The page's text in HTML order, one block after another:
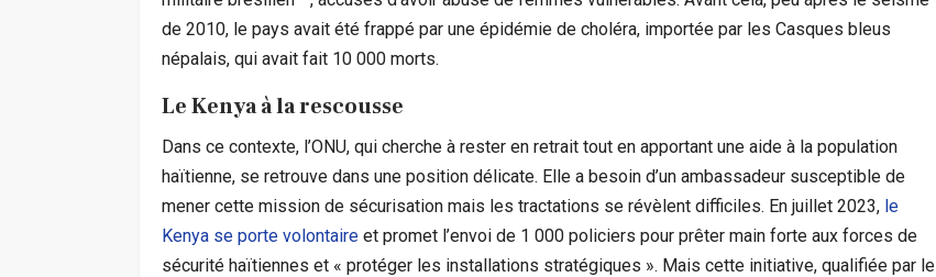
de 2010, le pays avait été frappé par une épidémie de choléra, importée par les Casques bleus
népalais, qui avait fait 10 000 morts.
Le Kenya à la rescousse
Dans ce contexte, l’ONU, qui cherche à rester en retrait tout en apportant une aide à la population
haïtienne, se retrouve dans une position délicate. Elle a besoin d’un ambassadeur susceptible de
mener cette mission de sécurisation mais les tractations se révèlent difficiles. En juillet 2023, le
Kenya se porte volontaire et promet l’envoi de 1 000 policiers pour prêter main forte aux forces de
sécurité haïtiennes et « protéger les installations stratégiques ». Mais cette initiative, qualifiée par le